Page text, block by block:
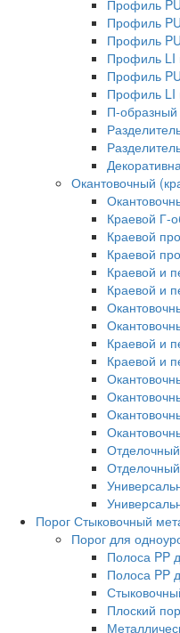
Профиль
Профиль
Профиль
Профиль LI
Профиль
Профиль LI
П-
Окантовочный
Краевой Г-
Краевой
Краевой
Краевой и
Краевой и
Краевой и
Краевой и
Порог Стыковочный
Порог для
Полоса PP
Полоса PP
Плоский